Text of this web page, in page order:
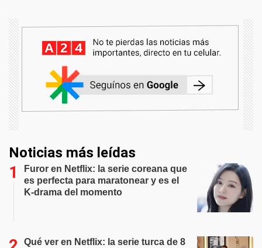
Noticias más leídas
Furor en Netflix: la serie coreana que
es perfecta para maratonear y es el
K-drama del momento
Qué ver en Netflix: la serie turca de 8